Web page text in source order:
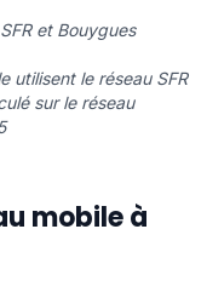
et Bouygues
utilisent le réseau SFR
sur le réseau
mobile à